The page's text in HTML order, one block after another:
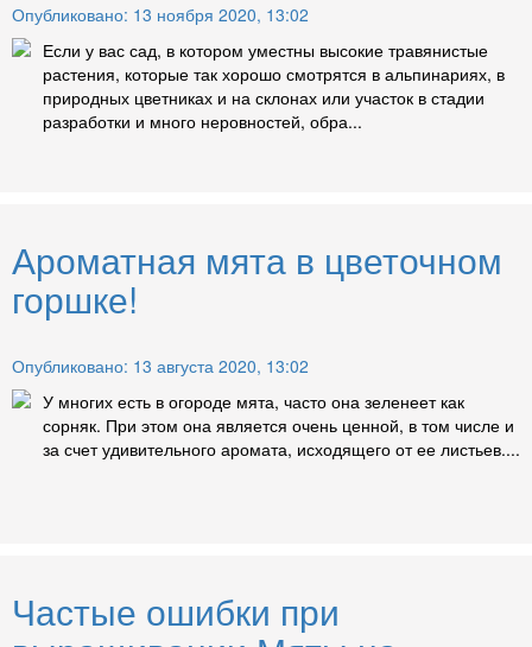
Опубликовано: 13 ноября 2020, 13:02
Если у вас сад, в котором уместны высокие травянистые
растения, которые так хорошо смотрятся в альпинариях, в
природных цветниках и на склонах или участок в стадии
разработки и много неровностей, обра...
Ароматная мята в цветочном
горшке!
Опубликовано: 13 августа 2020, 13:02
У многих есть в огороде мята, часто она зеленеет как
сорняк. При этом она является очень ценной, в том числе и
за счет удивительного аромата, исходящего от ее листьев....
Частые ошибки при